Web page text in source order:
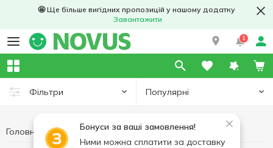
🤩 Ще більше вигідних пропозицій у нашому додатку
Завантажити
1
Фільтри Популярні
Бонуси за ваші замовлення!
Ними можна сплатити за доставку
Головна